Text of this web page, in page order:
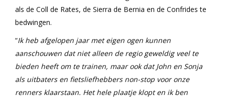
als de Coll de Rates, de Sierra de Bernia en de Confrides te
bedwingen.
“Ik heb afgelopen jaar met eigen ogen kunnen
aanschouwen dat niet alleen de regio geweldig veel te
bieden heeft om te trainen, maar ook dat John en Sonja
als uitbaters en fietsliefhebbers non-stop voor onze
renners klaarstaan. Het hele plaatje klopt en ik ben